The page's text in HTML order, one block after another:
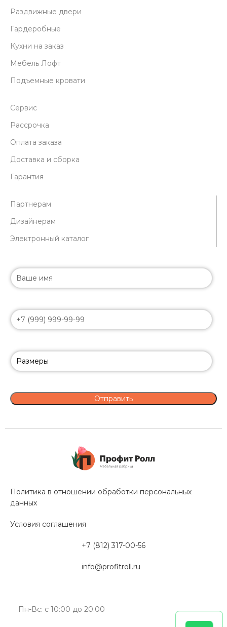
Раздвижные двери
Гардеробные
Кухни на заказ
Мебель Лофт
Подъемные кровати
Сервис
Рассрочка
Оплата заказа
Доставка и сборка
Гарантия
Партнерам
Дизайнерам
Электронный каталог
Политика в отношении обработки персональных
данных
Условия соглашения
+7 (812) 317-00-56
info@profitroll.ru
Пн-Вс: с 10:00 до 20:00